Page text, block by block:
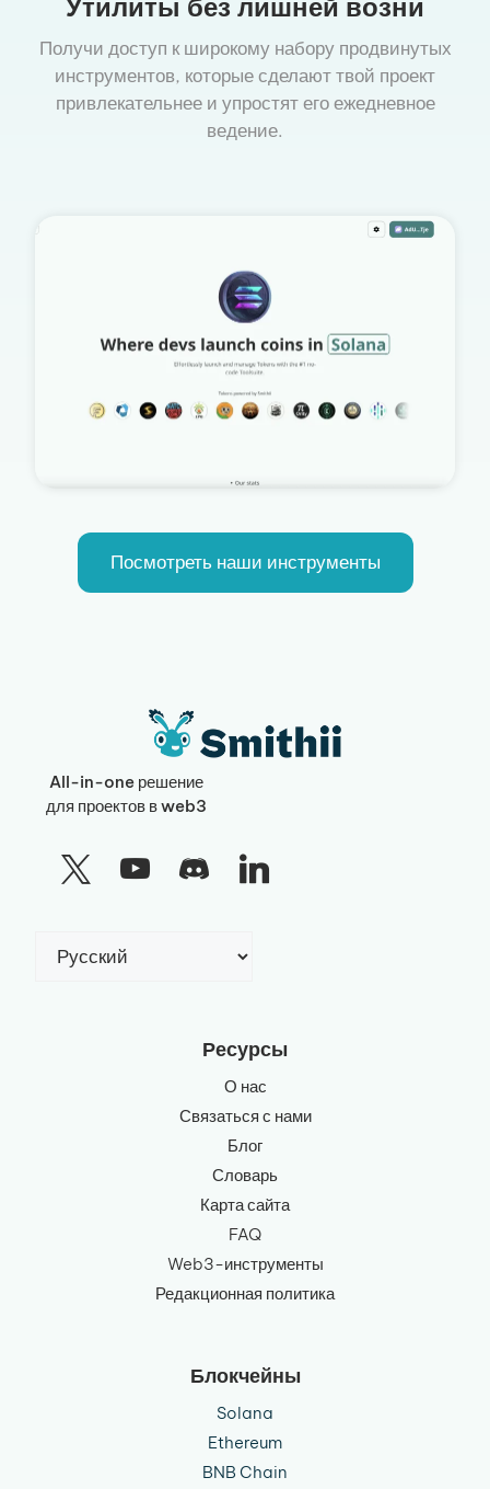
Получи доступ к широкому набору продвинутых
инструментов, которые сделают твой проект
привлекательнее и упростят его ежедневное
ведение.
Посмотреть наши инструменты
All-in-one решение
для проектов в web3
язык
Ресурсы
О нас
Связаться с нами
Блог
Словарь
Карта сайта
FAQ
Web3-инструменты
Редакционная политика
Блокчейны
Solana
Ethereum
BNB Chain